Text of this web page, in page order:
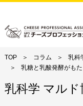
TOP コラム
乳科
乳糖と乳酸発酵がも
乳科学 マルド